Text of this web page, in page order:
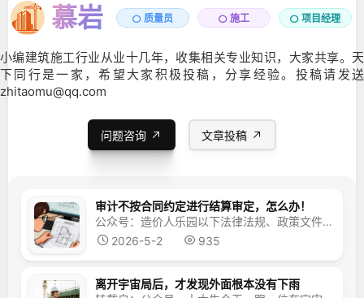
慕岩 施工
项目经理 质量员
小编建筑施工行业从业十几年，收集相关专业知识，大家共享。天
下同行是一家，希望大家积极投稿，分享经验。投稿请发送
zhitaomu@qq.com
问题咨询 文章投稿
审计不按合同约定进行结算审定，怎么办！
公众号：造价人乐园以下法律法规、政策文件，承包方可以拿出来和审计方好好的聊一聊，以解决问题为出发点，承包人态度一定要温和，先礼后兵，但是原则问题一定要坚持。《中华人民共和国民法典》第一百一十九条规定，依法成立的合同，对当事人具有法律约束力。《中华人民共和国民法典》第四百六十五条规定，依法成立的合同，受法律保护。依法成立的合同，仅对当事人具有法律约束力，但是法...
2026-5-2
935
离开宇宙局后，才发现外面根本没有下雨